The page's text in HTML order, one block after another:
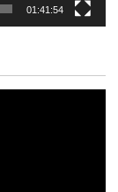
01:41:54